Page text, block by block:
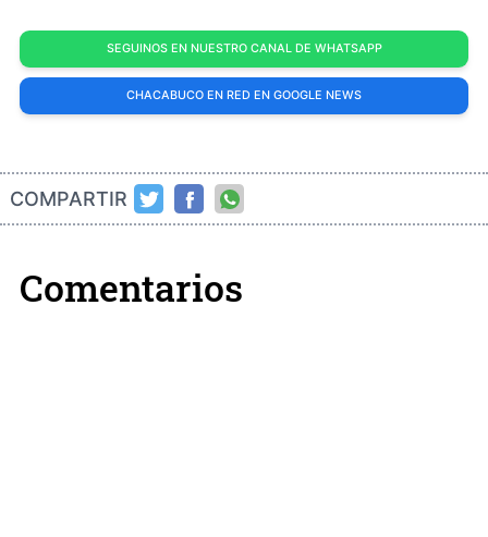
SEGUINOS EN NUESTRO CANAL DE WHATSAPP
CHACABUCO EN RED EN GOOGLE NEWS
COMPARTIR
Comentarios